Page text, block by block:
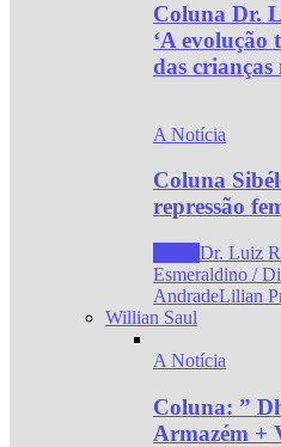
Coluna Dr.
‘A evolução
das crianças
A Notícia
Coluna
repressão
Dr. Luiz
Esmeraldino /
AndradeLilian
Willian Saul
A Notícia
Coluna: ”
Armazém +